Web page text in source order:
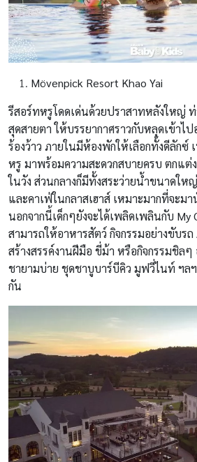
Mövenpick Resort Khao Yai
รีสอร์ทหรูโดดเด่นด้วยปราสาทหลังใหญ่
สุดสายตา ให้บรรยากาศราวกับหลุดเข้าไ
ร้องว้าว ภายในมีห้องพักให้เลือกทั้งดีลักซ์
หรู มาพร้อมความสะดวกสบายครบ ตกแต่
ในวัง ส่วนกลางก็มีทั้งสระว่ายน้ำขนาดให
และคาเฟ่ในกลาสเฮาส์ เหมาะมากที่จะม
นอกจากนี้เด็กๆยังจะได้เพลิดเพลินกับ My
สามารถให้อาหารสัตว์ กิจกรรมอย่างขับร
สร้างสรรค์งานฝีมือ ขี่ม้า หรือกิจกรรมชิล
ชายามบ่าย ชุดชาบูบาร์บีคิว มูฟวี่ไนท์ ฯล
กัน